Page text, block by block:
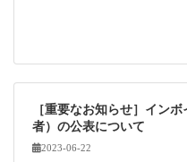
［重要なお知らせ］イン
者）の公表について
2023-06-22